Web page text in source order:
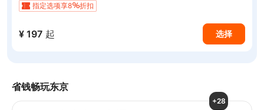
指定选项享8
折扣
¥ 197 起 选择
省钱畅玩东京
+28